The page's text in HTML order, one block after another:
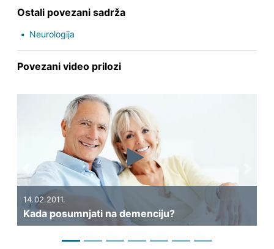
Ostali povezani sadrža
Neurologija
Povezani video prilozi
14.02.2011.
Kada posumnjati na demenciju?
Previous